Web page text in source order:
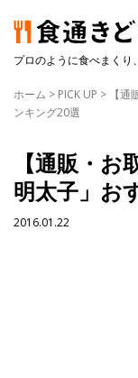
プロのように食べまくり
ホーム > PICK UP > 【
ンキング20選
【通販・
明太子」お
2016.01.22